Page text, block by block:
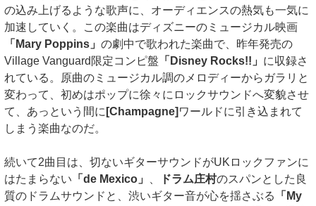
の込み上げるような歌声に、オーディエンスの熱気も一気に
加速していく。この楽曲はディズニーのミュージカル映画
「Mary Poppins」 の劇中で歌われた楽曲で、昨年発売の
Village Vanguard限定コンピ盤 「Disney Rocks!!」 に収録さ
れている。原曲のミュージカル調のメロディーからガラリと
変わって、初めはポップに徐々にロックサウンドへ変貌させ
て、あっという間に [Champagne] ワールドに引き込まれて
しまう楽曲なのだ。
続いて2曲目は、切ないギターサウンドがUKロックファンに
はたまらない 「de Mexico」 ドラム庄村のスパンとした良
質のドラムサウンドと、渋いギター音が心を揺さぶる
「My